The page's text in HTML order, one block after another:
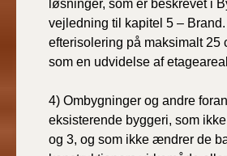
løsninger, som er beskrevet i
vejledning til kapitel 5 –
efterisolering på maksimalt 25
som en udvidelse af
4) Ombygninger og andre
eksisterende byggeri, som
og 3, og som ikke ændrer de